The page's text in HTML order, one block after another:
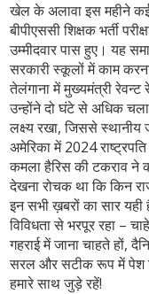
खेल के अलावा इस महीने
बीपीएससी शिक्षक भर्ती
उम्मीदवार पास हुए। यह
सरकारी स्कूलों में काम
तेलंगाना में मुख्यमंत्री रेवन्ट
उन्होंने दो घंटे से अधिक
लक्ष्य रखा, जिससे
अमेरिका में 2024
कमला हैरिस की टकराव ने
देखना रोचक था कि किन
इन सभी ख़बरों का सार
विविधता से भरपूर रहा –
गहराई में जाना चाहते हों,
सरल और सटीक रूप में पेश
हमारे साथ जुड़े रहें!